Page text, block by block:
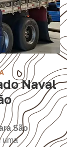
Naval
São
uma